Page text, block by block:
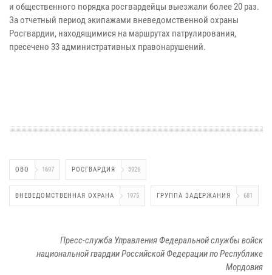
и общественного порядка росгвардейцы выезжали более 20 раз.
За отчетный период экипажами вневедомственной охраны
Росгвардии, находящимися на маршрутах патрулирования,
пресечено 33 административных правонарушений.
ОВО 1697 РОСГВАРДИЯ 3926
ВНЕВЕДОМСТВЕННАЯ ОХРАНА 1975 ГРУППА ЗАДЕРЖАНИЯ 681
Пресс-служба Управления Федеральной службы войск
национальной гвардии Российской Федерации по Республике
Мордовия